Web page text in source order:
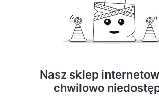
Nasz sklep
chwilowo